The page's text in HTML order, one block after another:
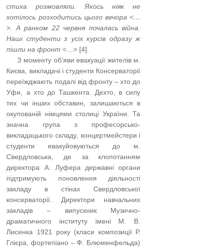
стиха розмовляли. Якось ніяк не
хотілось розходитись цього вечора <…
>. А ранком 22 червня почалась війна.
Наші студенти з усіх курсів одразу ж
пішли на фронт <…> [4].
…..З моменту об’яви евакуації жителів м.
Києва, викладачі і студенти Консерваторії
переїжджають подалі від фронту – хто до
Уфи, а хто до Ташкента. Дехто, в силу
тих чи інших обставин, залишаються в
окупованій німцями столиці України. Та
значна група з професорсько-
викладацького складу, концертмейстери і
студенти евакуйовуються до м.
Свердловська, де за клопотанням
директора А. Луфера державні органи
підтримують поновлення діяльності
закладу в стінах Свердловської
консерваторії. Директори навчальних
закладів – випускник Музично-
драматичного інституту імені М. В.
Лисенка 1921 року (класи композиції Р.
Глієра, фортепіано – Ф. Блюменфельда)